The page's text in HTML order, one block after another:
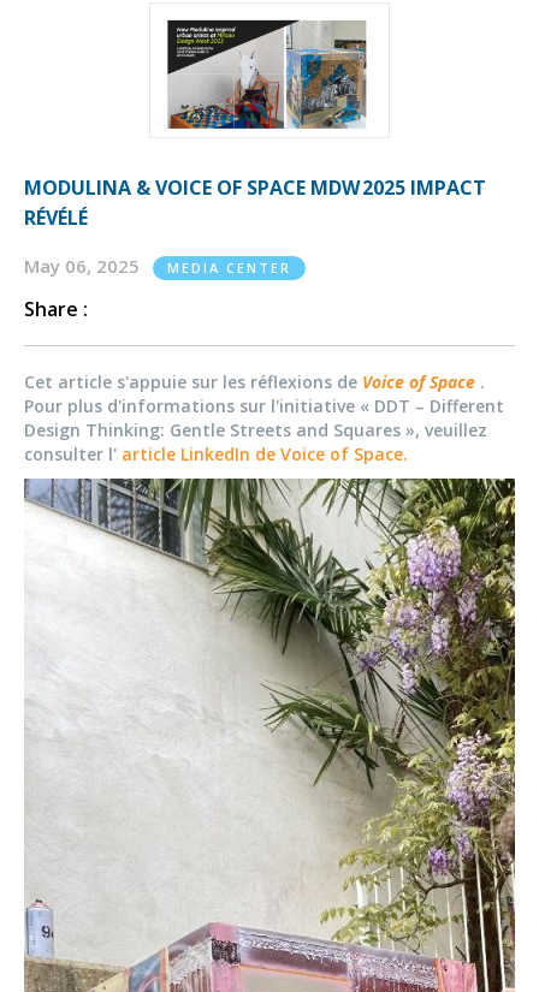
MODULINA & VOICE OF SPACE MDW 2025 IMPACT
RÉVÉLÉ
May 06, 2025 MEDIA CENTER
Share :
Cet article s'appuie sur les réflexions de Voice of Space .
Pour plus d'informations sur l'initiative « DDT – Different
Design Thinking: Gentle Streets and Squares », veuillez
consulter l' article LinkedIn de Voice of Space.